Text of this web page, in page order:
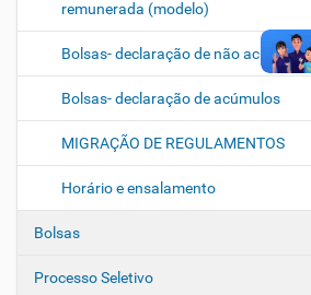
remunerada (modelo)
Bolsas- declaração de não acúmulos
Bolsas- declaração de acúmulos
MIGRAÇÃO DE REGULAMENTOS
Horário e ensalamento
Bolsas
Processo Seletivo